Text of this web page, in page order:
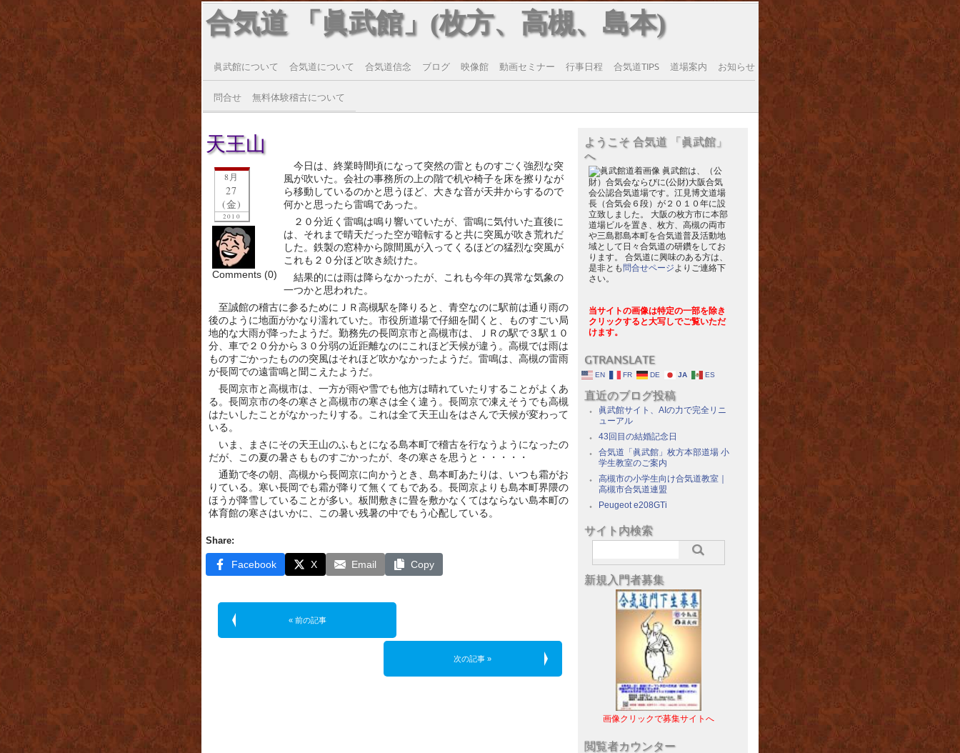
合気道 「眞武館」(枚方、高槻、島本)
眞武館について 合気道について 合気道信念 ブログ 映像館 動画セミナー 行事日程 合気道TIPS 道場案内 お知らせ
問合せ 無料体験稽古について
天王山
8月
27
(金)
2010
Comments (0)
今日は、終業時間頃になって突然の雷とものすごく強烈な突
風が吹いた。会社の事務所の上の階で机や椅子を床を擦りなが
ら移動しているのかと思うほど、大きな音が天井からするので
何かと思ったら雷鳴であった。
２０分近く雷鳴は鳴り響いていたが、雷鳴に気付いた直後に
は、それまで晴天だった空が暗転すると共に突風が吹き荒れだ
した。鉄製の窓枠から隙間風が入ってくるほどの猛烈な突風が
これも２０分ほど吹き続けた。
結果的には雨は降らなかったが、これも今年の異常な気象の
一つかと思われた。
至誠館の稽古に参るためにＪＲ高槻駅を降りると、青空なのに駅前は通り雨の
後のように地面がかなり濡れていた。市役所道場で仔細を聞くと、ものすごい局
地的な大雨が降ったようだ。勤務先の長岡京市と高槻市は、ＪＲの駅で３駅１０
分、車で２０分から３０分弱の近距離なのにこれほど天候が違う。高槻では雨は
ものすごかったものの突風はそれほど吹かなかったようだ。雷鳴は、高槻の雷雨
が長岡での遠雷鳴と聞こえたようだ。
長岡京市と高槻市は、一方が雨や雪でも他方は晴れていたりすることがよくあ
る。長岡京市の冬の寒さと高槻市の寒さは全く違う。長岡京で凍えそうでも高槻
はたいしたことがなかったりする。これは全て天王山をはさんで天候が変わって
いる。
いま、まさにその天王山のふもとになる島本町で稽古を行なうようになったの
だが、この夏の暑さもものすごかったが、冬の寒さを思うと・・・・・
通勤で冬の朝、高槻から長岡京に向かうとき、島本町あたりは、いつも霜がお
りている。寒い長岡でも霜が降りて無くてもである。長岡京よりも島本町界隈の
ほうが降雪していることが多い。板間敷きに畳を敷かなくてはならない島本町の
体育館の寒さはいかに、この暑い残暑の中でもう心配している。
Share:
Facebook X Email Copy
« 前の記事
次の記事 »
ようこそ 合気道 「眞武館」
へ
眞武館は、（公
財）合気会ならびに(公財)大阪合気
会公認合気道場です。江見博文道場
長（合気会６段）が２０１０年に設
立致しました。 大阪の枚方市に本部
道場ビルを置き、枚方、高槻の両市
や三島郡島本町を合気道普及活動地
域として日々合気道の研鑽をしてお
ります。 合気道に興味のある方は、
是非とも 問合せページよりご連絡下
さい。
当サイトの画像は特定の一部を除き
クリックすると大写しでご覧いただ
けます。
GTRANSLATE
EN FR DE JA ES
直近のブログ投稿
眞武館サイト、AIの力で完全リニ
ューアル
43回目の結婚記念日
合気道「眞武館」枚方本部道場 小
学生教室のご案内
高槻市の小学生向け合気道教室｜
高槻市合気道連盟
Peugeot e208GTi
サイト内検索
新規入門者募集
画像クリックで募集サイトへ
閲覧者カウンター